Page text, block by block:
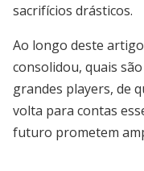
sacrifícios drásticos.
Ao longo deste
consolidou, quais
grandes players, de
volta para contas
futuro prometem